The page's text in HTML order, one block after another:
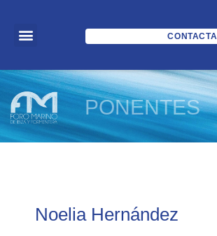
CONTACTA
PONENTES
Noelia Hernández